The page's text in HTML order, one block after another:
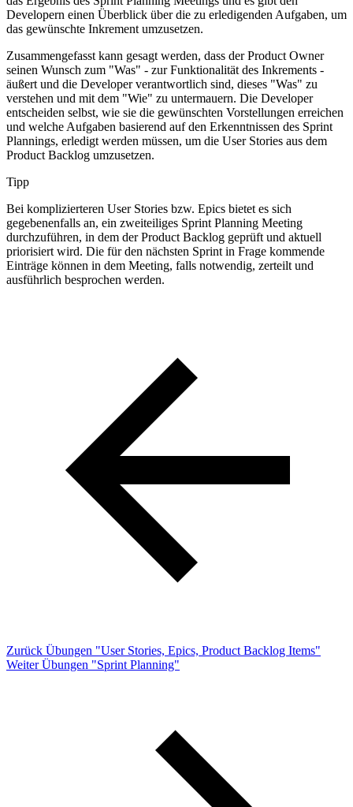
Developern einen Überblick über die zu erledigenden Aufgaben, um
das gewünschte Inkrement umzusetzen.
Zusammengefasst kann gesagt werden, dass der Product Owner
seinen Wunsch zum "Was" - zur Funktionalität des Inkrements -
äußert und die Developer verantwortlich sind, dieses "Was" zu
verstehen und mit dem "Wie" zu untermauern. Die Developer
entscheiden selbst, wie sie die gewünschten Vorstellungen erreichen
und welche Aufgaben basierend auf den Erkenntnissen des Sprint
Plannings, erledigt werden müssen, um die User Stories aus dem
Product Backlog umzusetzen.
Tipp
Bei komplizierteren User Stories bzw. Epics bietet es sich
gegebenenfalls an, ein zweiteiliges Sprint Planning Meeting
durchzuführen, in dem der Product Backlog geprüft und aktuell
priorisiert wird. Die für den nächsten Sprint in Frage kommende
Einträge können in dem Meeting, falls notwendig, zerteilt und
ausführlich besprochen werden.
Zurück Übungen "User Stories, Epics, Product Backlog Items"
WeiterÜbungen "Sprint Planning"